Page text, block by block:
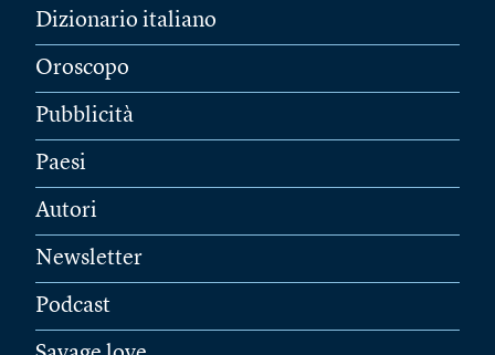
Dizionario italiano
Oroscopo
Pubblicità
Paesi
Autori
Newsletter
Podcast